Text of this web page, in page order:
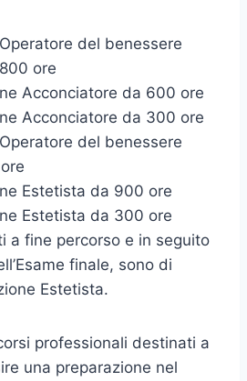
del benessere
ore
Acconciatore da 600 ore
Acconciatore da 300 ore
del benessere
Estetista da 900 ore
Estetista da 300 ore
a fine percorso e in seguito
finale, sono di
Estetista.
professionali destinati a
una preparazione nel